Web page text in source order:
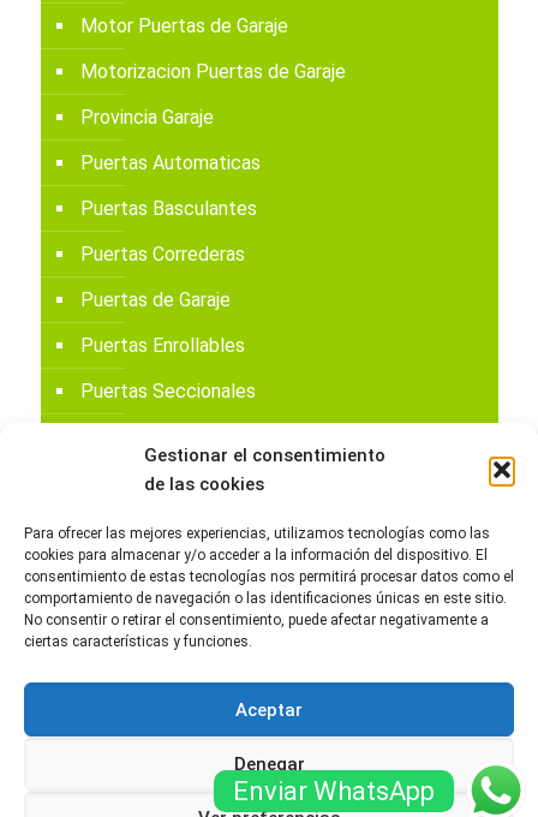
Gestionar el consentimiento
de las cookies
Para ofrecer las mejores experiencias, utilizamos tecnologías como las
cookies para almacenar y/o acceder a la información del dispositivo. El
consentimiento de estas tecnologías nos permitirá procesar datos como el
comportamiento de navegación o las identificaciones únicas en este sitio.
No consentir o retirar el consentimiento, puede afectar negativamente a
ciertas características y funciones.
Aceptar
Denegar
Motor Puertas de Garaje
Motorizacion Puertas de Garaje
Provincia Garaje
Puertas Automaticas
Puertas Basculantes
Puertas Correderas
Puertas de Garaje
Puertas Enrollables
Puertas Seccionales
Sin categoría
Archivos
Archivos
© Reparacionpuertasdegaraje.com Todos los
Enviar WhatsApp